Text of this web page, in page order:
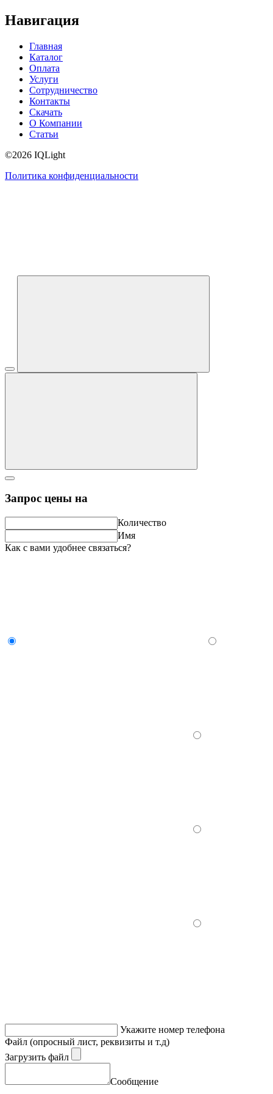
Навигация
Главная
Каталог
Оплата
Услуги
Сотрудничество
Контакты
Скачать
О Компании
Статьи
©2026 IQLight
Политика конфиденциальности
Запрос цены на
Количество
Имя
Как с вами удобнее связаться?
Укажите номер телефона
Файл (опросный лист, реквизиты и т.д)
Загрузить файл
Сообщение